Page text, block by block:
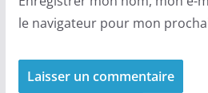
le navigateur pour mon